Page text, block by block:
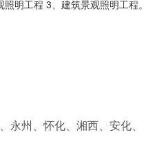
工程 3、建筑景观照明工程。
、怀化、湘西、安化、